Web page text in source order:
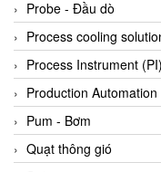
Bilz
Binder Connector
Biotech
BirdX Vietnam
BK Vibro
Black Box
Probe - Đầu dò
Process cooling
Process Instrument (PI)
Production Automation
Pum - Bơm
Quạt thông gió